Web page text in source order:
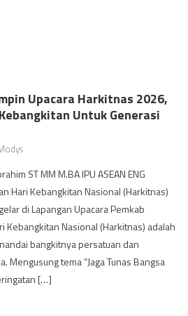
Upacara Harkitnas 2026,
Untuk Generasi
ST MM M.BA IPU ASEAN ENG
Hari Kebangkitan Nasional (Harkitnas)
di Lapangan Upacara Pemkab
Nasional (Harkitnas) adalah
bangkitnya persatuan dan
Mengusung tema “Jaga Tunas Bangsa
[…]